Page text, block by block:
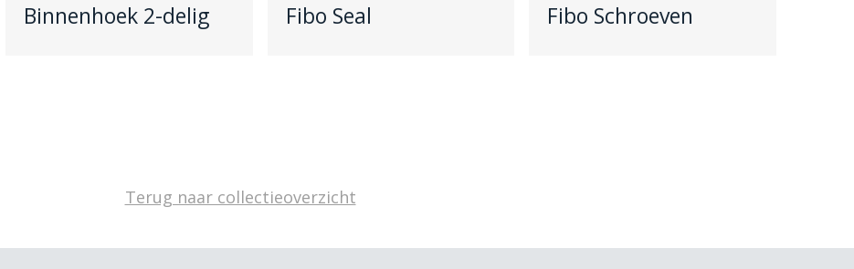
Binnenhoek 2-delig Fibo Seal Fibo Schroeven
Terug naar collectieoverzicht